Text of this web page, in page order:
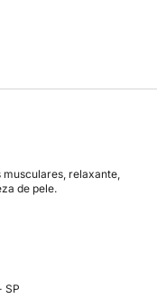
musculares, relaxante,
de pele.
SP